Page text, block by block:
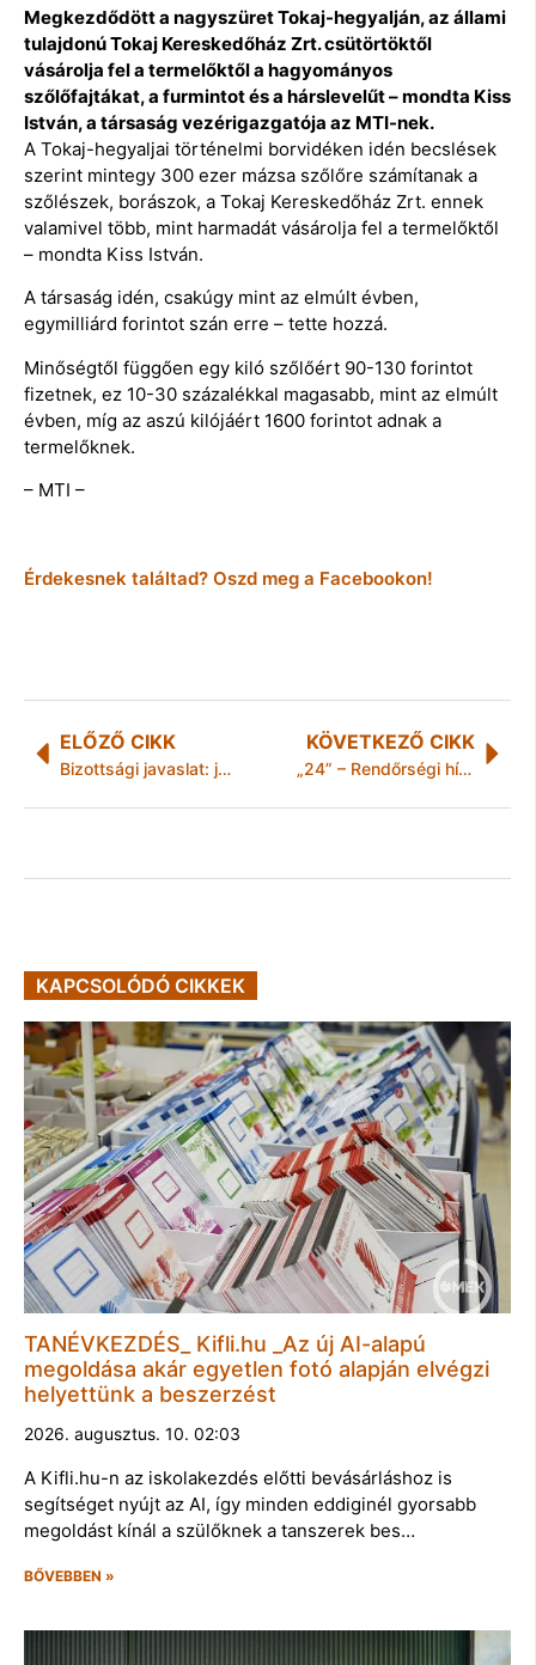
Megkezdődött a nagyszüret Tokaj-hegyalján, az állami
tulajdonú Tokaj Kereskedőház Zrt. csütörtöktől
vásárolja fel a termelőktől a hagyományos
szőlőfajtákat, a furmintot és a hárslevelűt – mondta Kiss
István, a társaság vezérigazgatója az MTI-nek.
A Tokaj-hegyaljai történelmi borvidéken idén becslések
szerint mintegy 300 ezer mázsa szőlőre számítanak a
szőlészek, borászok, a Tokaj Kereskedőház Zrt. ennek
valamivel több, mint harmadát vásárolja fel a termelőktől
– mondta Kiss István.
A társaság idén, csakúgy mint az elmúlt évben,
egymilliárd forintot szán erre – tette hozzá.
Minőségtől függően egy kiló szőlőért 90-130 forintot
fizetnek, ez 10-30 százalékkal magasabb, mint az elmúlt
évben, míg az aszú kilójáért 1600 forintot adnak a
termelőknek.
– MTI –
Érdekesnek találtad? Oszd meg a Facebookon!
ELŐZŐ CIKK
Bizottsági javaslat: januárig ne döntsenek új igazgatókról
KÖVETKEZŐ CIKK
„24” – Rendőrségi hírek Borsod-Abaúj-Zemplén megyéből
KAPCSOLÓDÓ CIKKEK
TANÉVKEZDÉS_ Kifli.hu _Az új AI-alapú
megoldása akár egyetlen fotó alapján elvégzi
helyettünk a beszerzést
2026. augusztus. 10. 02:03
A Kifli.hu-n az iskolakezdés előtti bevásárláshoz is
segítséget nyújt az AI, így minden eddiginél gyorsabb
megoldást kínál a szülőknek a tanszerek bes…
BŐVEBBEN »